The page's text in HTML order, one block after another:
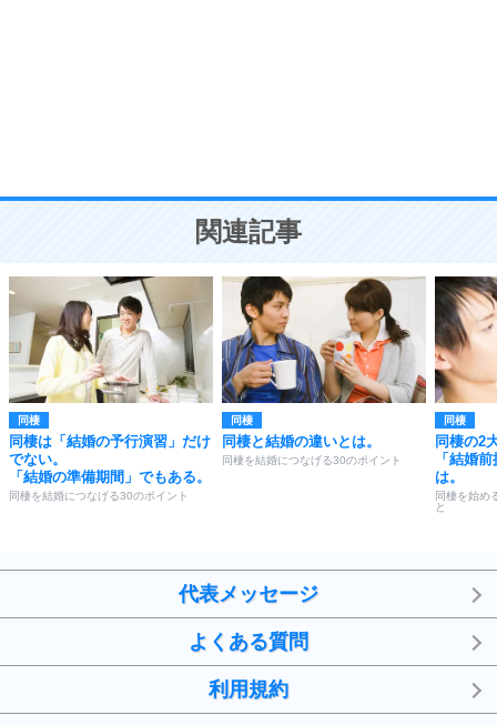
ことが大切。
関連記事
同棲
同棲は「結婚の予行演習」だけ
でない。
「結婚の準備期間」でもある。
同棲を結婚につなげる30のポイント
同棲
同棲と結婚の違いとは。
同棲を結婚につなげる30のポイント
同棲
同棲の2
「結婚
は。
同棲を始め
と
代表メッセージ
よくある質問
利用規約